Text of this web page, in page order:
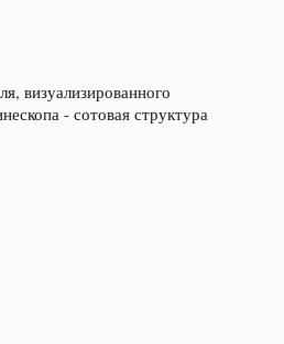
визуализированного
- сотовая структура